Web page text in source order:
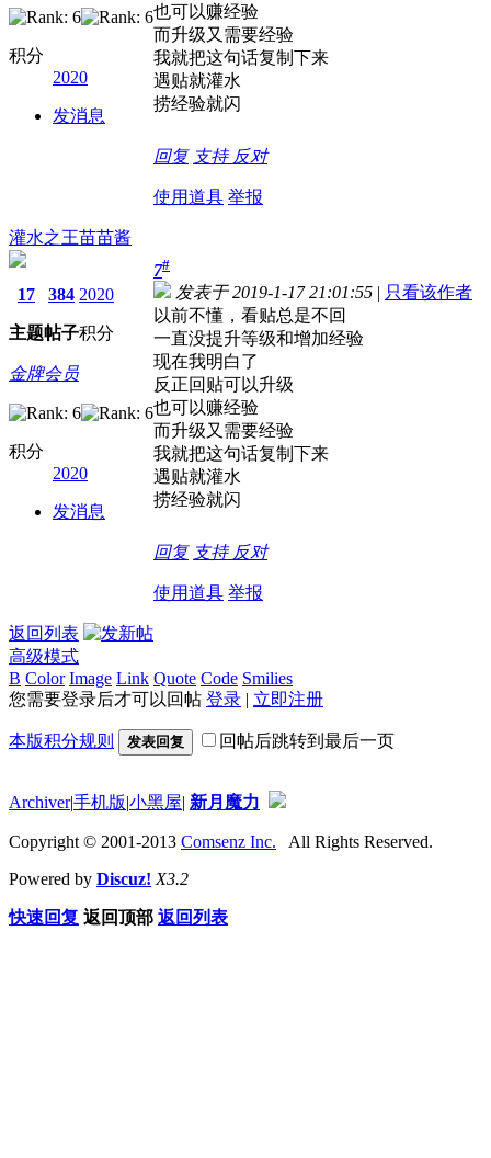
积分
2020
发消息
也可以赚经验
而升级又需要经验
我就把这句话复制下来
遇贴就灌水
捞经验就闪
回复 支持 反对
使用道具 举报
灌水之王苗苗酱
17
主题
384
帖子
2020
积分
金牌会员
积分
2020
发消息
7#
发表于 2019-1-17 21:01:55 | 只看该作者
以前不懂，看贴总是不回
一直没提升等级和增加经验
现在我明白了
反正回贴可以升级
也可以赚经验
而升级又需要经验
我就把这句话复制下来
遇贴就灌水
捞经验就闪
回复 支持 反对
使用道具 举报
返回列表
高级模式
B Color Image Link Quote Code Smilies
您需要登录后才可以回帖 登录 | 立即注册
本版积分规则 发表回复 回帖后跳转到最后一页
Archiver|手机版|小黑屋| 新月魔力
Copyright © 2001-2013 Comsenz Inc. All Rights Reserved.
Powered by Discuz! X3.2
快速回复 返回顶部 返回列表